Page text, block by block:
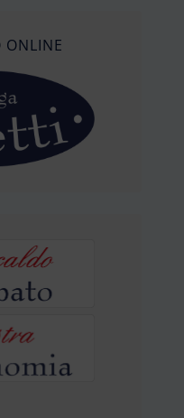
ONLINE